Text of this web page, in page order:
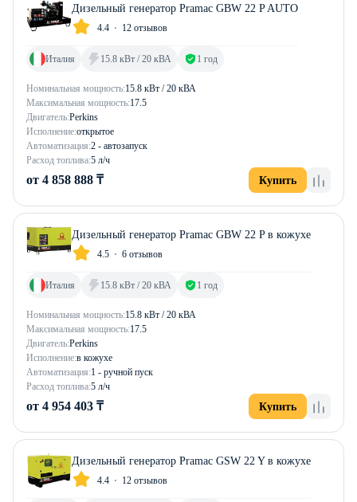
Дизельный генератор Pramac GBW 22 P AUTO
4.4 12 отзывов
Номинальная мощность:15.8 кВт / 20 кВА
Максимальная мощность:17.5
Двигатель:Perkins
Исполнение:открытое
Автоматизация:2 - автозапуск
Расход топлива:5 л/ч
Италия 15.8 кВт / 20 кВА 1 год
от 4 858 888 ₸ Купить
Дизельный генератор Pramac GBW 22 P в кожухе
4.5 6 отзывов
Номинальная мощность:15.8 кВт / 20 кВА
Максимальная мощность:17.5
Двигатель:Perkins
Исполнение:в кожухе
Автоматизация:1 - ручной пуск
Расход топлива:5 л/ч
Италия 15.8 кВт / 20 кВА 1 год
от 4 954 403 ₸ Купить
Дизельный генератор Pramac GSW 22 Y в кожухе
4.4 12 отзывов